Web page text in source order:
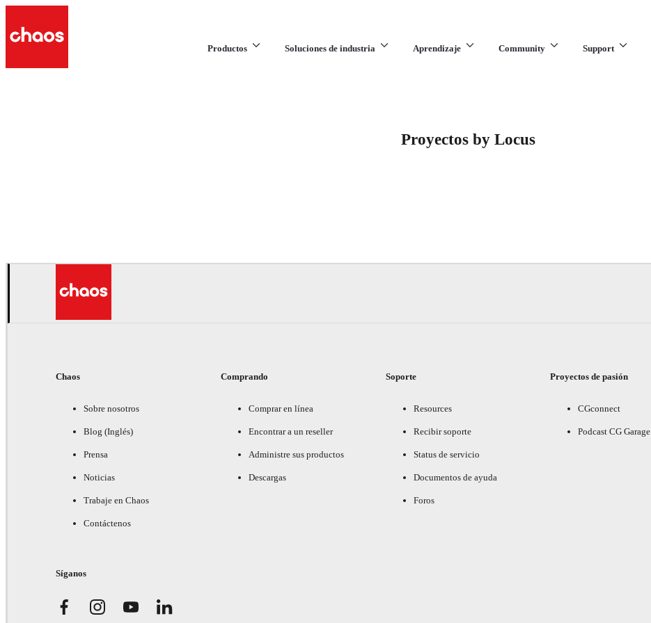
Productos Soluciones de industria Aprendizaje Community Support
Proyectos by Locus
Chaos
Sobre nosotros
Blog (Inglés)
Prensa
Noticias
Trabaje en Chaos
Contáctenos
Comprando
Comprar en línea
Encontrar a un reseller
Administre sus productos
Descargas
Soporte
Resources
Recibir soporte
Status de servicio
Documentos de ayuda
Foros
Proyectos de pasión
CGconnect
Podcast CG Garage
Síganos